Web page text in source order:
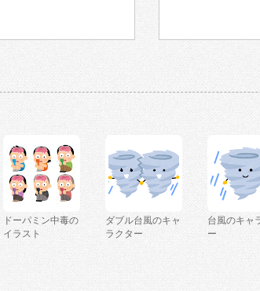
ドーパミン中毒の
イラスト
ダブル台風のキャ
ラクター
台風のキャ
ー